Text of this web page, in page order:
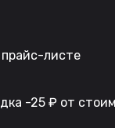
листе
-25 ₽ от